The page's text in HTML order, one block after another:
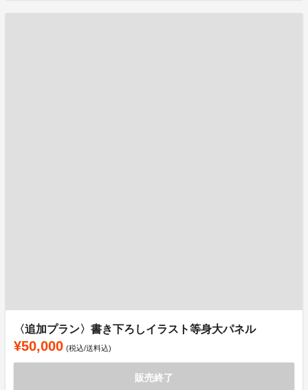
〈追加プラン〉書き下ろしイラスト等身大パネル
¥50,000 (税込/送料込)
販売終了